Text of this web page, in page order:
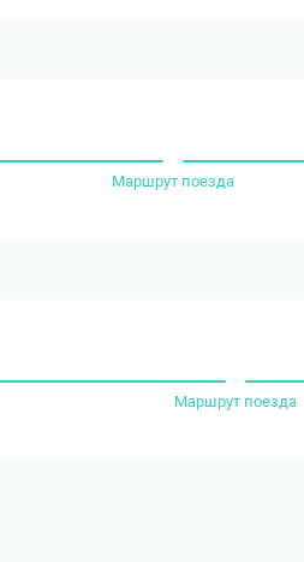
Маршрут поезда
Маршрут поезда